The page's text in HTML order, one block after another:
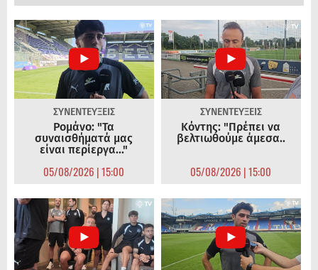
ΣΥΝΕΝΤΕΥΞΕΙΣ
Ρομάνο: "Τα
συναισθήματά μας
είναι περίεργα..."
05/08/2026 | 15:00
ΣΥΝΕΝΤΕΥΞΕΙΣ
Κόντης: "Πρέπει να
βελτιωθούμε άμεσα..
05/08/2026 | 15:00